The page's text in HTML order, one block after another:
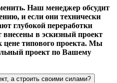
Наш менеджер обсудит
и если они технически
глубокой переработки
внесены в эскизный проект
цене типового проекта. Мы
проект по Вашему
а строить своими силами?